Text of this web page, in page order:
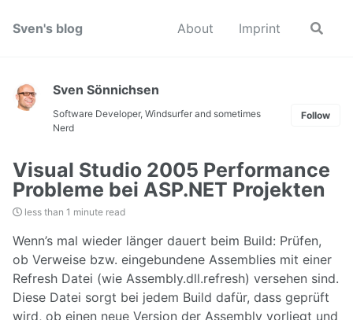
Sven's blog About Imprint
Toggle
Sven Sönnichsen
Software Developer, Windsurfer and sometimes
Nerd
Follow
Visual Studio 2005 Performance
Probleme bei ASP.NET Projekten
less than 1 minute read
Wenn’s mal wieder länger dauert beim Build: Prüfen,
ob Verweise bzw. eingebundene Assemblies mit einer
Refresh Datei (wie Assembly.dll.refresh) versehen sind.
Diese Datei sorgt bei jedem Build dafür, dass geprüft
wird, ob einen neue Version der Assembly vorliegt und